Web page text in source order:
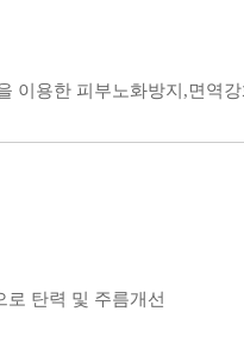
이용한 피부노화방지,면역
로 탄력 및 주름개선